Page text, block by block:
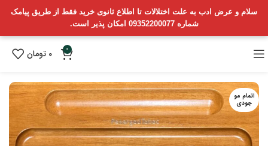
سلام و عرض ادب به علت اختلالات تا اطلاع ثانوی خرید فقط از طریق پیامک
شماره 09352200077 امکان پذیر است.
0
0 تومان
اتمام مو
جودی